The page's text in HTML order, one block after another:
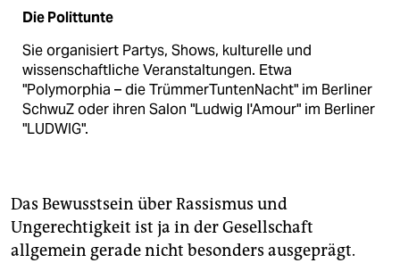
Die Polittunte
Sie organisiert Partys, Shows, kulturelle und
wissenschaftliche Veranstaltungen. Etwa
"Polymorphia – die TrümmerTuntenNacht" im Berliner
SchwuZ oder ihren Salon "Ludwig l'Amour" im Berliner
"LUDWIG".
Das Bewusstsein über Rassismus und
Ungerechtigkeit ist ja in der Gesellschaft
allgemein gerade nicht besonders ausgeprägt.